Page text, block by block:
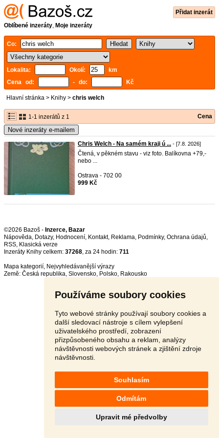
Používáme soubory cookies
Tyto webové stránky používají soubory cookies a
další sledovací nástroje s cílem vylepšení
uživatelského prostředí, zobrazení
přizpůsobeného obsahu a reklam, analýzy
návštěvnosti webových stránek a zjištění zdroje
návštěvnosti.
Souhlasím
Odmítám
Upravit mé předvolby
Přidat inzerát
Oblíbené inzeráty, Moje inzeráty
Co:
Lokalita: Okolí:
km
Cena od:
- do: Kč
Hlavní stránka > Knihy > chris welch
1-1 inzerátů z 1 Cena
Nové inzeráty e-mailem
Chris Welch - Na samém kraji ú ... - [7.8. 2026]
Čtená, v pěkném stavu - viz foto. Balíkovna +79,-
nebo ...
Ostrava - 702 00
999 Kč
©2026 Bazoš - Inzerce, Bazar
Nápověda, Dotazy, Hodnocení, Kontakt, Reklama, Podmínky, Ochrana údajů,
RSS,
Inzeráty Knihy celkem: 37268, za 24 hodin: 711
Mapa kategorií, Nejvyhledávanější výrazy
Země: Česká republika, Slovensko, Polsko, Rakousko